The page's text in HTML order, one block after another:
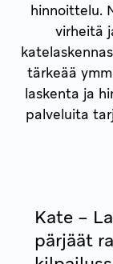
hinnoittelu.
virheitä
tärkeää
laskenta ja
palveluita
Kate –
pärjäät